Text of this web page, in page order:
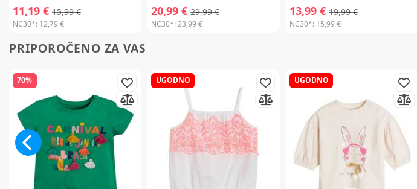
11,19 € 15,99 €
NC30*: 12,79 €
20,99 € 29,99 €
NC30*:23,99 €
13,99 € 19,99 €
NC30*: 15,99 €
PRIPOROČENO ZA VAS
70% UGODNO UGODNO